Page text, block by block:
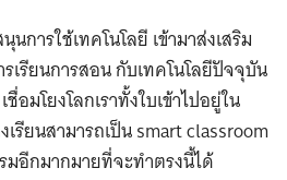
การใช้เทคโนโลยี เข้ามาส่งเสริม
เรียนการสอน กับเทคโนโลยีปัจจุบัน
อมโยงโลกเราทั้งใบเข้าไปอยู่ใน
รียนสามารถเป็น smart classroom
อีกมากมายที่จะทำตรงนี้ได้